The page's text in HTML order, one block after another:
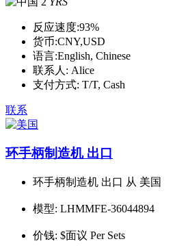
反应速度:93%
货币:CNY,USD
语言:English, Chinese
联系人: Alice
支付方式: T/T, Cash
联系
环手柄制造机 出口
环手柄制造机 出口 从 美国
模型: LHMMFE-36044894
价钱: $面议 Per Sets